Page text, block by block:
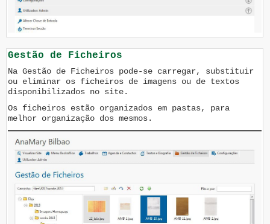
Gestão de Ficheiros
Na Gestão de Ficheiros pode-se carregar, substituir
ou eliminar os ficheiros de imagens ou de textos
disponibilizados no site.
Os ficheiros estão organizados em pastas, para
melhor organização dos mesmos.